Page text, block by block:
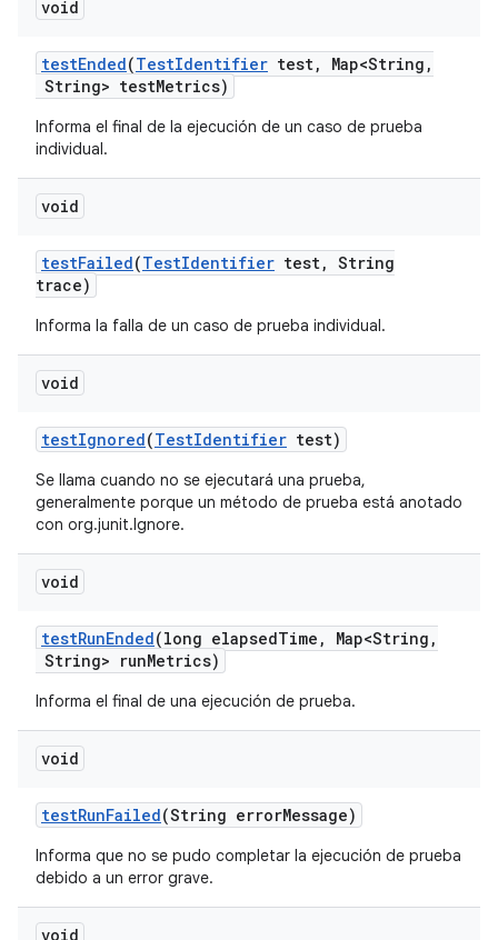
void
testEnded(TestIdentifier test, Map<String ,
String> testMetrics)
Informa el final de la ejecución de un caso de prueba
individual.
void
testFailed(TestIdentifier test, String
trace)
Informa la falla de un caso de prueba individual.
void
testIgnored(TestIdentifier test)
Se llama cuando no se ejecutará una prueba,
generalmente porque un método de prueba está anotado
con org.junit.Ignore.
void
testRunEnded(long elapsedTime , Map<String ,
String> runMetrics)
Informa el final de una ejecución de prueba.
void
testRunFailed(String errorMessage)
Informa que no se pudo completar la ejecución de prueba
debido a un error grave.
void